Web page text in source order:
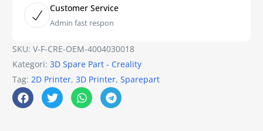
Customer Service
Admin fast respon
SKU:V-F-CRE-OEM-4004030018
Kategori:3D Spare Part - Creality
Tag:2D Printer,3D Printer,Sparepart